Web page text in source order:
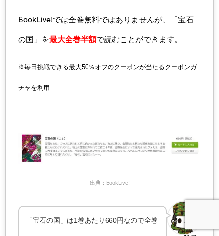
BookLive!では全巻無料ではありませんが、「宝石
の国」を最大全巻半額で読むことができます。
※毎日挑戦できる最大50％オフのクーポンが当たるクーポンガ
チャを利用
出典：BookLive!
「宝石の国」は1巻あたり660円なので全巻